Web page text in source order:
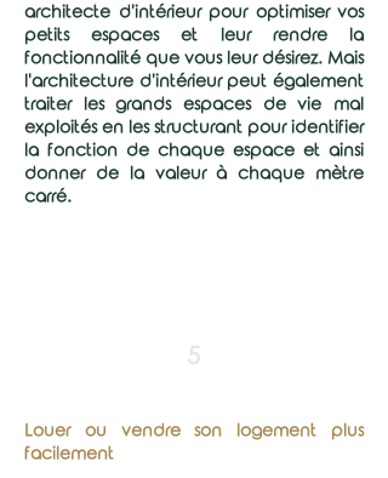
architecte d'intérieur pour optimiser vos
petits espaces et leur rendre la
fonctionnalité que vous leur désirez. Mais
l'architecture d'intérieur peut également
traiter les grands espaces de vie mal
exploités en les structurant pour identifier
la fonction de chaque espace et ainsi
donner de la valeur à chaque mètre
carré.
5
Louer ou vendre son logement plus
facilement